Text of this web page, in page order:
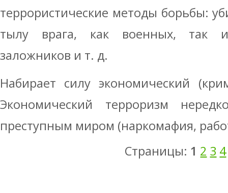
террористические методы борьбы:
тылу врага, как военных, так и
заложников и т. д.
Набирает силу экономический
Экономический терроризм
преступным миром (наркомафия,
Страницы: 1 2 3 4